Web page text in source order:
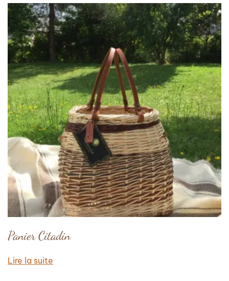
Panier Citadin
Lire la suite